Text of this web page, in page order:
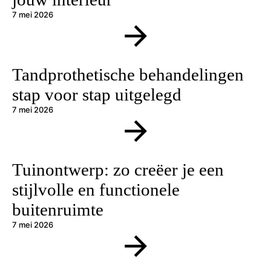
7 mei 2026
Tandprothetische behandelingen
stap voor stap uitgelegd
7 mei 2026
Tuinontwerp: zo creëer je een
stijlvolle en functionele
buitenruimte
7 mei 2026